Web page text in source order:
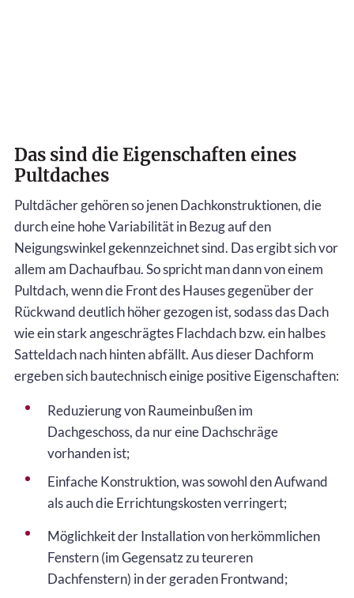
Das sind die Eigenschaften eines
Pultdaches
Pultdächer gehören so jenen Dachkonstruktionen, die
durch eine hohe Variabilität in Bezug auf den
Neigungswinkel gekennzeichnet sind. Das ergibt sich vor
allem am Dachaufbau. So spricht man dann von einem
Pultdach, wenn die Front des Hauses gegenüber der
Rückwand deutlich höher gezogen ist, sodass das Dach
wie ein stark angeschrägtes Flachdach bzw. ein halbes
Satteldach nach hinten abfällt. Aus dieser Dachform
ergeben sich bautechnisch einige positive Eigenschaften:
Reduzierung von Raumeinbußen im
Dachgeschoss, da nur eine Dachschräge
vorhanden ist;
Einfache Konstruktion, was sowohl den Aufwand
als auch die Errichtungskosten verringert;
Möglichkeit der Installation von herkömmlichen
Fenstern (im Gegensatz zu teureren
Dachfenstern) in der geraden Frontwand;